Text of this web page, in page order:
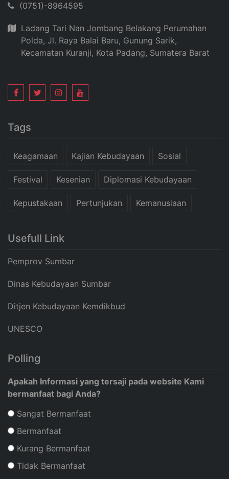
(0751)-8964595
Ladang Tari Nan Jombang Belakang Perumahan
Polda, Jl. Raya Balai Baru, Gunung Sarik,
Kecamatan Kuranji, Kota Padang, Sumatera Barat
Tags
Keagamaan Kajian Kebudayaan Sosial
Festival Kesenian Diplomasi Kebudayaan
Kepustakaan Pertunjukan Kemanusiaan
Usefull Link
Pemprov Sumbar
Dinas Kebudayaan Sumbar
Ditjen Kebudayaan Kemdikbud
UNESCO
Polling
Apakah Informasi yang tersaji pada website Kami
bermanfaat bagi Anda?
Sangat Bermanfaat
Bermanfaat
Kurang Bermanfaat
Tidak Bermanfaat